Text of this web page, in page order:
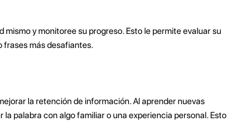
y monitoree su progreso. Esto le permite evaluar su
frases más desafiantes.
la retención de información. Al aprender nuevas
palabra con algo familiar o una experiencia personal. Esto